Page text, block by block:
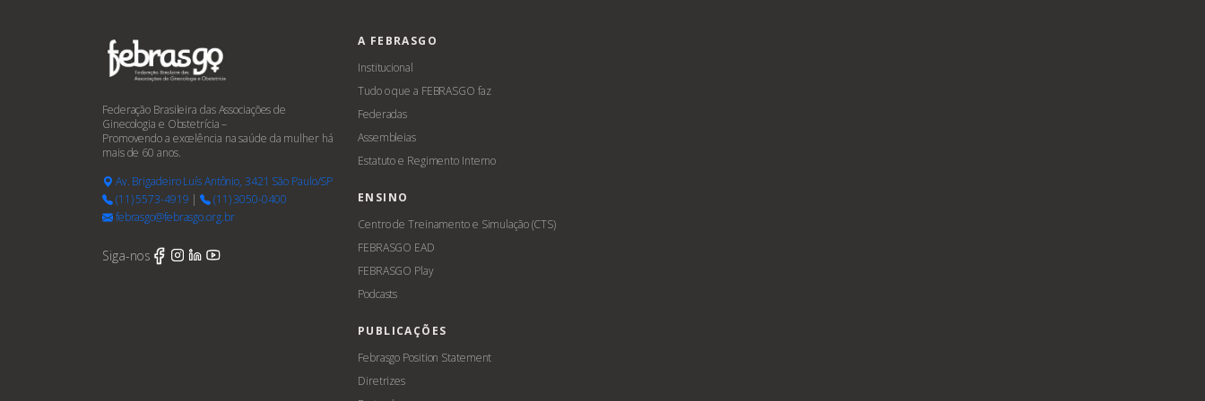
Federação Brasileira das Associações de
Ginecologia e Obstetrícia –
Promovendo a excelência na saúde da mulher há
mais de 60 anos.
Av. Brigadeiro Luís Antônio, 3421 São Paulo/SP
(11) 5573-4919 |
(11) 3050-0400
febrasgo@febrasgo.org.br
Siga-nos
A FEBRASGO
Institucional
Tudo o que a FEBRASGO faz
Federadas
Assembleias
Estatuto e Regimento Interno
ENSINO
Centro de Treinamento e Simulação (CTS)
FEBRASGO EAD
FEBRASGO Play
Podcasts
PUBLICAÇÕES
Febrasgo Position Statement
Diretrizes